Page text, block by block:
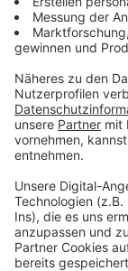
-
- circa 40
- etwa 1,80
- normale
- auffälliger
beschrieben
- Haarfarbe: